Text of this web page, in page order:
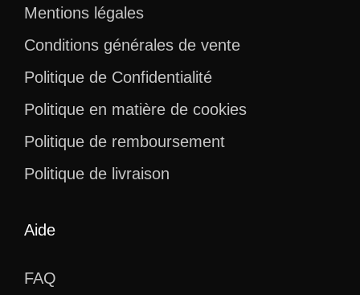
Mentions légales
Conditions générales de vente
Politique de Confidentialité
Politique en matière de cookies
Politique de remboursement
Politique de livraison
Aide
FAQ